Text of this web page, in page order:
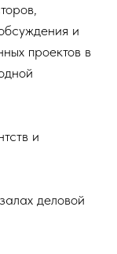
и
проектов в
и
деловой